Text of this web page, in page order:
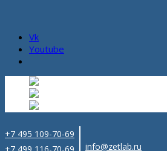
Vk
Youtube
+7 495 109-70-69
info@zetlab.ru